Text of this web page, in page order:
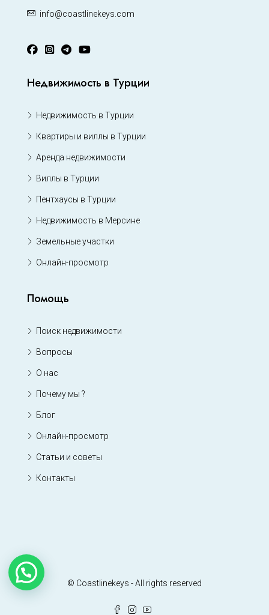
info@coastlinekeys.com
Недвижимость в Турции
Недвижимость в Турции
Квартиры и виллы в Турции
Аренда недвижимости
Виллы в Турции
Пентхаусы в Турции
Недвижимость в Мерсине
Земельные участки
Онлайн-просмотр
Помощь
Поиск недвижимости
Вопросы
О нас
Почему мы ?
Блог
Онлайн-просмотр
Статьи и советы
Контакты
© Coastlinekeys - All rights reserved